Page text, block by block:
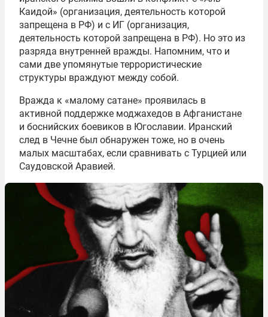
Каидой» (организация, деятельность которой
запрещена в РФ) и с ИГ (организация,
деятельность которой запрещена в РФ). Но это из
разряда внутренней вражды. Напомним, что и
сами две упомянутые террористические
структуры враждуют между собой.
Вражда к «малому сатане» проявилась в
активной поддержке моджахедов в Афганистане
и боснийских боевиков в Югославии. Иранский
след в Чечне был обнаружен тоже, но в очень
малых масштабах, если сравнивать с Турцией или
Саудовской Аравией.